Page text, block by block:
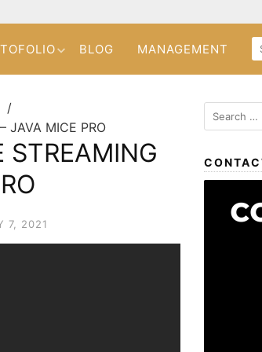
BLOG MANAGEMENT
JAVA MICE PRO
STREAMING
7, 2021